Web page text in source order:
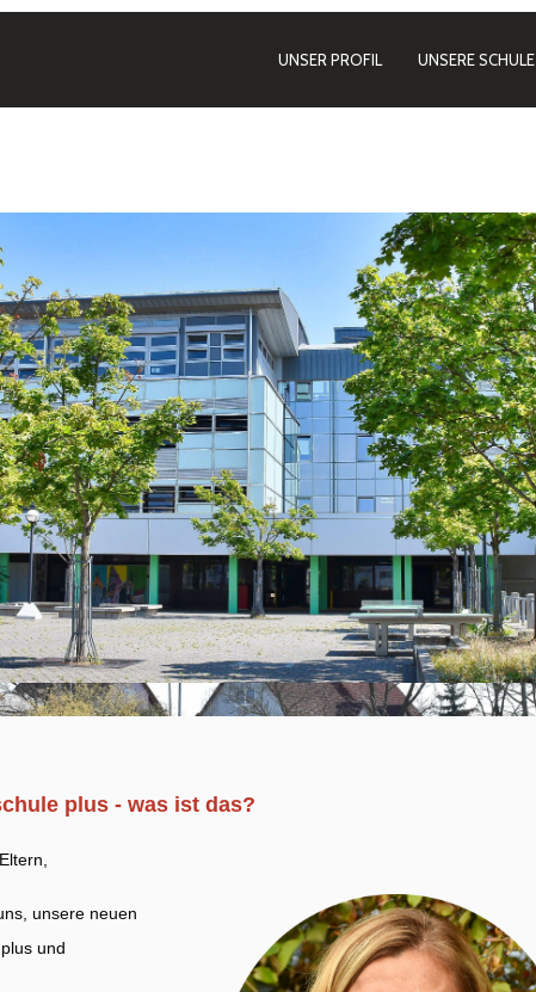
UNSER PROFIL UNSERE SCHULE
plus - was ist das?
unsere neuen
und